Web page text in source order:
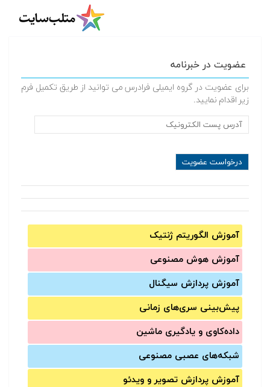
عضویت در خبرنامه
برای عضویت در گروه ایمیلی فرادرس می توانید از طریق تکمیل فرم
زیر اقدام نمایید.
آموزش الگوریتم ژنتیک
آموزش‌ هوش مصنوعی
آموزش‌ پردازش سیگنال
پیش‌‌بینی سری‌‌های زمانی
داده‌کاوی و یادگیری ماشین
شبکه‌های عصبی مصنوعی
آموزش‌ پردازش تصویر و ویدئو